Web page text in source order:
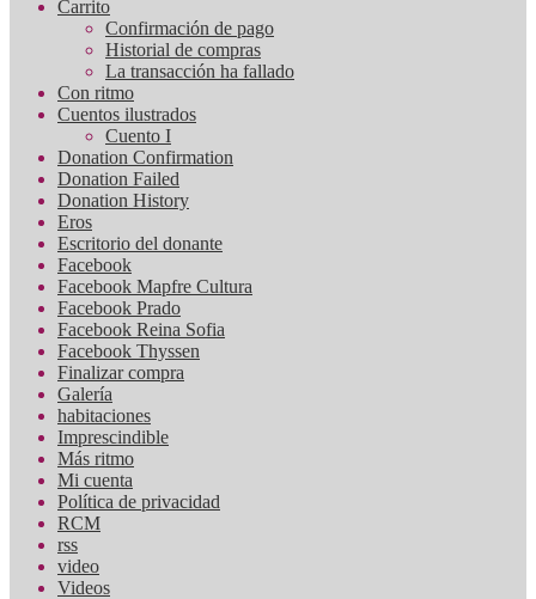
Carrito
Confirmación de pago
Historial de compras
La transacción ha fallado
Con ritmo
Cuentos ilustrados
Cuento I
Donation Confirmation
Donation Failed
Donation History
Eros
Escritorio del donante
Facebook
Facebook Mapfre Cultura
Facebook Prado
Facebook Reina Sofia
Facebook Thyssen
Finalizar compra
Galería
habitaciones
Imprescindible
Más ritmo
Mi cuenta
Política de privacidad
RCM
rss
video
Videos